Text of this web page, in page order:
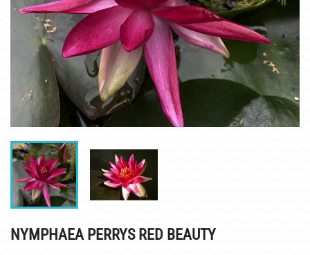
LA VISITE
INFOS PRATIQUES
PLAN & PHOTOS DU SITE
POUR LES ENFANTS
GROUPES ADULTES & SCOLAIRES
CAFÉ MARLIACEA
HORAIRES ET ACCÈS
NOS SOIRÉES ESTIVALES
NYMPHAEA PERRYS RED BEAUTY